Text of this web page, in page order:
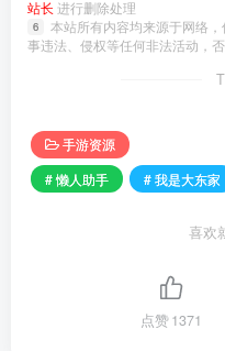
站长 进行删除处理
6
本站所有内容均来源于网络
事违法、侵权等任何非法活动，
手游资源
# 懒人助手
# 我是大东家
喜欢
点赞1371